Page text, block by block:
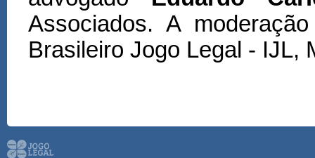
Associados. A
Brasileiro Jogo Legal - IJL,